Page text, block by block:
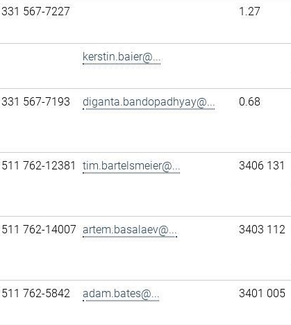
567-7227 1.27
kerstin.baier@...
567-7193 diganta.bandopadhyay@... 0.68
762-12381 tim.bartelsmeier@... 3406 131
762-14007 artem.basalaev@... 3403 112
762-5842 adam.bates@... 3401 005